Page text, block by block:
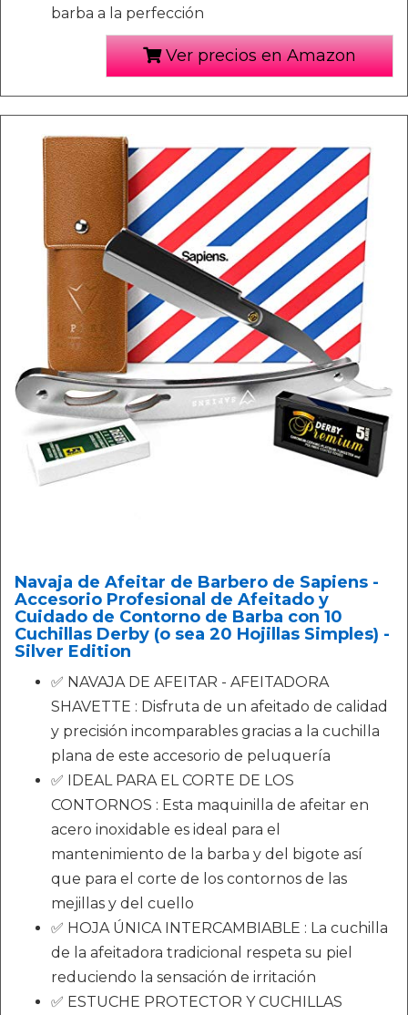
barba a la perfección
Ver precios en Amazon
Navaja de Afeitar de Barbero de Sapiens -
Accesorio Profesional de Afeitado y
Cuidado de Contorno de Barba con 10
Cuchillas Derby (o sea 20 Hojillas Simples) -
Silver Edition
✅ NAVAJA DE AFEITAR - AFEITADORA
SHAVETTE : Disfruta de un afeitado de calidad
y precisión incomparables gracias a la cuchilla
plana de este accesorio de peluquería
✅ IDEAL PARA EL CORTE DE LOS
CONTORNOS : Esta maquinilla de afeitar en
acero inoxidable es ideal para el
mantenimiento de la barba y del bigote así
que para el corte de los contornos de las
mejillas y del cuello
✅ HOJA ÚNICA INTERCAMBIABLE : La cuchilla
de la afeitadora tradicional respeta su piel
reduciendo la sensación de irritación
✅ ESTUCHE PROTECTOR Y CUCHILLAS